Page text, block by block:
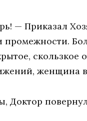
— Приказал
промежности.
скользкое
женщина
Доктор